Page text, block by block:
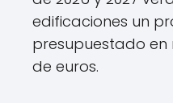
edificaciones un
presupuestado en
de euros.